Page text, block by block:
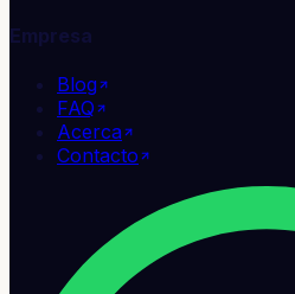
Empresa
Blog
FAQ
Acerca
Contacto